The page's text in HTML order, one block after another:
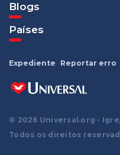
Blogs
Países
© 2026 Universal.org -
Todos os direitos
Expediente Reportar erro